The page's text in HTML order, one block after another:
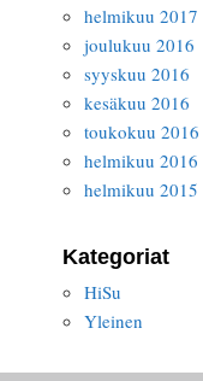
helmikuu 2017
joulukuu 2016
syyskuu 2016
kesäkuu 2016
toukokuu 2016
helmikuu 2016
helmikuu 2015
Kategoriat
HiSu
Yleinen